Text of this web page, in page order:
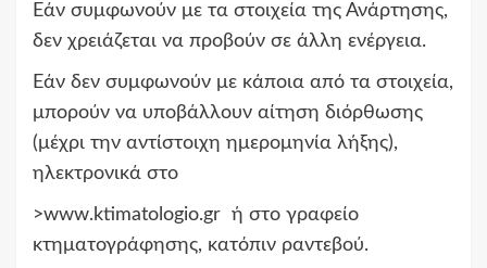
Εάν συμφωνούν με τα στοιχεία της Ανάρτησης,
δεν χρειάζεται να προβούν σε άλλη ενέργεια.
Εάν δεν συμφωνούν με κάποια από τα στοιχεία,
μπορούν να υποβάλλουν αίτηση διόρθωσης
(μέχρι την αντίστοιχη ημερομηνία λήξης),
ηλεκτρονικά στο
>www.ktimatologio.gr ή στο γραφείο
κτηματογράφησης, κατόπιν ραντεβού.